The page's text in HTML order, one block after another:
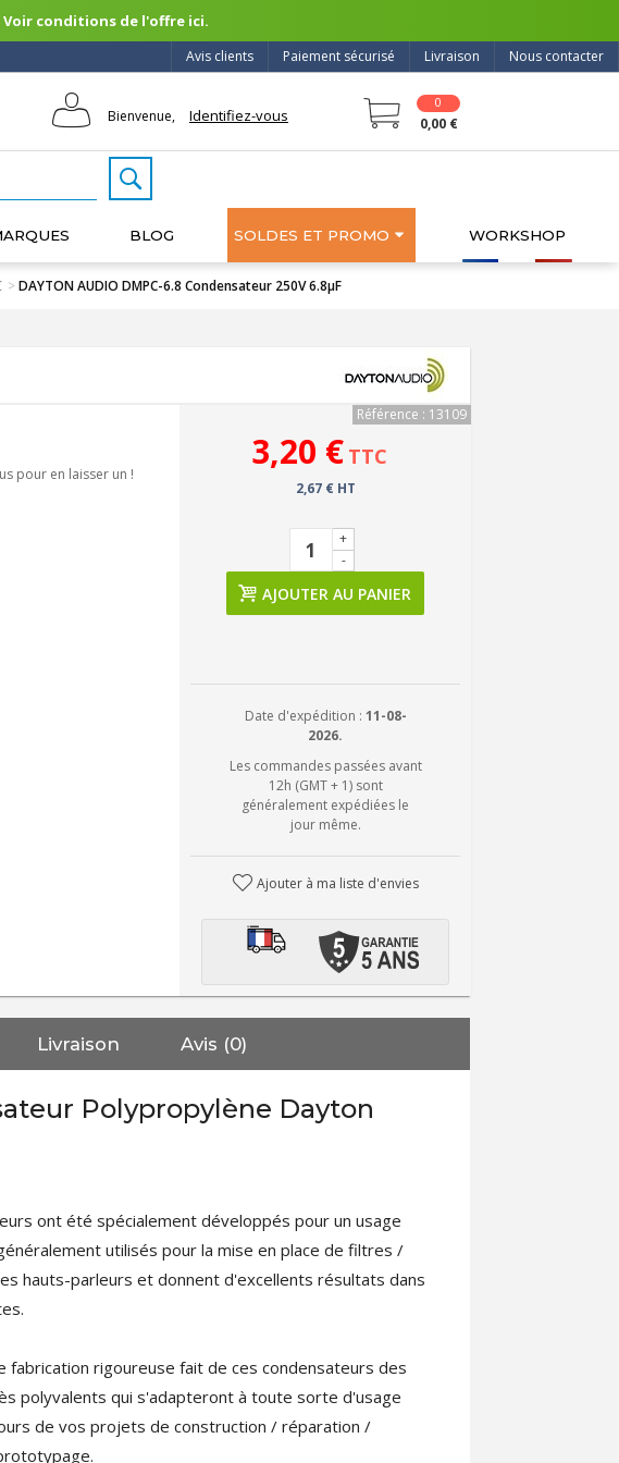
Voir conditions de l'offre ici.
Nous contacter
Livraison
Paiement sécurisé
Avis clients
Bienvenue, Identifiez-vous
0
0,00 €
BLOG SOLDES ET PROMO WORKSHOP
>DAYTON AUDIO DMPC-6.8 Condensateur 250V 6.8µF
pour en laisser un !
Référence : 13109
3,20 € TTC
2,67 € HT
-
+
AJOUTER AU PANIER
Date d'expédition : 11-08-
2026.
Les commandes passées avant
12h (GMT + 1) sont
généralement expédiées le
jour même.
Ajouter à ma liste d'envies
Livraison Avis (0)
Polypropylène Dayton
ont été spécialement développés pour un usage
utilisés pour la mise en place de filtres /
hauts-parleurs et donnent d'excellents résultats dans
fabrication rigoureuse fait de ces condensateurs des
polyvalents qui s'adapteront à toute sorte d'usage
de vos projets de construction / réparation /